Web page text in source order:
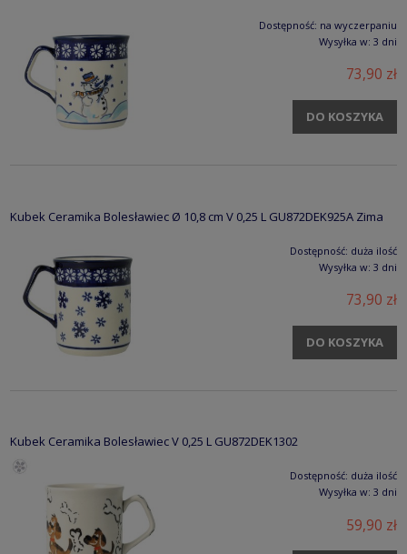
Dostępność: na wyczerpaniu
Wysyłka w: 3 dni
73,90 zł
DO KOSZYKA
Kubek Ceramika Bolesławiec Ø 10,8 cm V 0,25 L GU872DEK925A Zima
Dostępność: duża ilość
Wysyłka w: 3 dni
73,90 zł
DO KOSZYKA
Kubek Ceramika Bolesławiec V 0,25 L GU872DEK1302
Dostępność: duża ilość
Wysyłka w: 3 dni
59,90 zł